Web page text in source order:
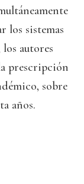
los sistemas
autores
prescripción
sobre
años.